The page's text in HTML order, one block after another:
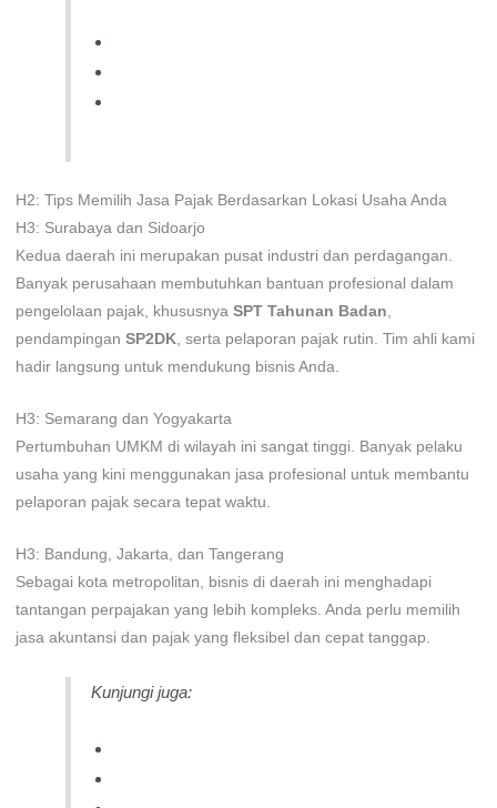
H2: Tips Memilih Jasa Pajak Berdasarkan Lokasi Usaha Anda
H3: Surabaya dan Sidoarjo
Kedua daerah ini merupakan pusat industri dan perdagangan.
Banyak perusahaan membutuhkan bantuan profesional dalam
pengelolaan pajak, khususnya SPT Tahunan Badan,
pendampingan SP2DK, serta pelaporan pajak rutin. Tim ahli kami
hadir langsung untuk mendukung bisnis Anda.
H3: Semarang dan Yogyakarta
Pertumbuhan UMKM di wilayah ini sangat tinggi. Banyak pelaku
usaha yang kini menggunakan jasa profesional untuk membantu
pelaporan pajak secara tepat waktu.
H3: Bandung, Jakarta, dan Tangerang
Sebagai kota metropolitan, bisnis di daerah ini menghadapi
tantangan perpajakan yang lebih kompleks. Anda perlu memilih
jasa akuntansi dan pajak yang fleksibel dan cepat tanggap.
Kunjungi juga: